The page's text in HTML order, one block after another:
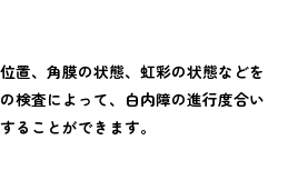
置、角膜の状態、虹彩の状態などを
検査によって、白内障の進行度合い
ることができます。